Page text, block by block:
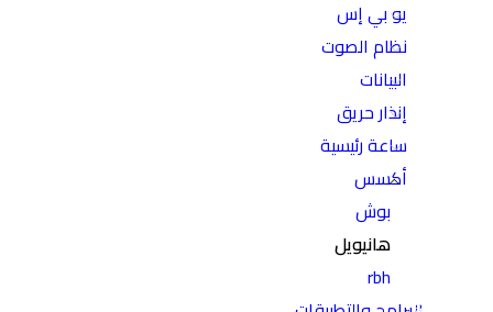
يو بي إس
نظام الصوت
البيانات
إنذار حريق
ساعة رئيسية
أكسس
بوش
هانيويل
rbh